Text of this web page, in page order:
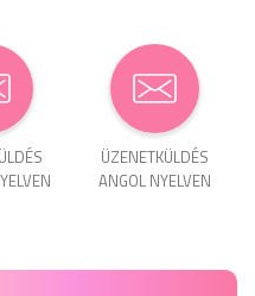
ÜZENET­KÜLDÉS
ANGOL NYELVEN